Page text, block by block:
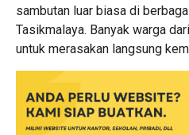
sambutan luar biasa di
Tasikmalaya. Banyak warga
untuk merasakan langsung